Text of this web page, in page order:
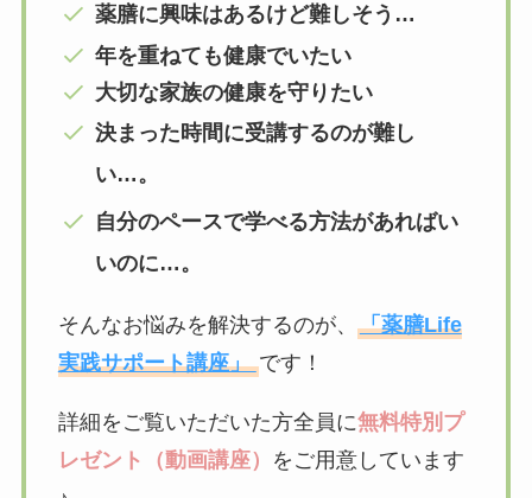
薬膳に興味はあるけど難しそう…
年を重ねても健康でいたい
大切な家族の健康を守りたい
決まった時間に受講するのが難し
い…。
自分のペースで学べる方法があればい
いのに…。
そんなお悩みを解決するのが、 「薬膳Life
実践サポート講座」です！
詳細をご覧いただいた方全員に無料特別プ
レゼント（動画講座）
をご用意しています